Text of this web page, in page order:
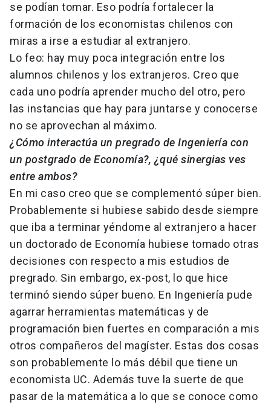
se podían tomar. Eso podría fortalecer la
formación de los economistas chilenos con
miras a irse a estudiar al extranjero.
Lo feo: hay muy poca integración entre los
alumnos chilenos y los extranjeros. Creo que
cada uno podría aprender mucho del otro, pero
las instancias que hay para juntarse y conocerse
no se aprovechan al máximo.
¿Cómo interactúa un pregrado de Ingeniería con
un postgrado de Economía?, ¿qué sinergias ves
entre ambos?
En mi caso creo que se complementó súper bien.
Probablemente si hubiese sabido desde siempre
que iba a terminar yéndome al extranjero a hacer
un doctorado de Economía hubiese tomado otras
decisiones con respecto a mis estudios de
pregrado. Sin embargo, ex-post, lo que hice
terminó siendo súper bueno. En Ingeniería pude
agarrar herramientas matemáticas y de
programación bien fuertes en comparación a mis
otros compañeros del magíster. Estas dos cosas
son probablemente lo más débil que tiene un
economista UC. Además tuve la suerte de que
pasar de la matemática a lo que se conoce como